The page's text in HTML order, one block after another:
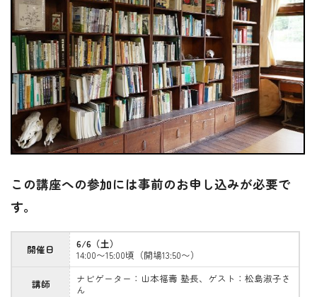
この講座への参加には事前のお申し込みが必要で
す。
開催日
6/6（土）
14:00〜15:00頃（開場13:50〜）
講師
ナビゲーター：山本福壽 塾長、ゲスト：松島淑子さ
ん